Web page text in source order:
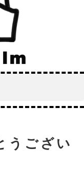
うござい